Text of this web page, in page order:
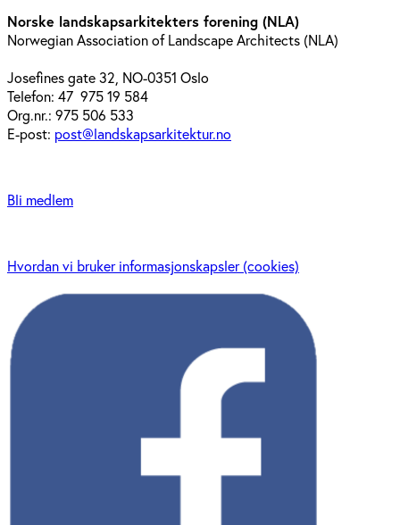
Norske landskapsarkitekters forening (NLA)
Norwegian Association of Landscape Architects (NLA)
Josefines gate 32, NO-0351 Oslo
Telefon: 47 975 19 584
Org.nr.: 975 506 533
E-post: post@landskapsarkitektur.no
Bli medlem
Hvordan vi bruker informasjonskapsler (cookies)